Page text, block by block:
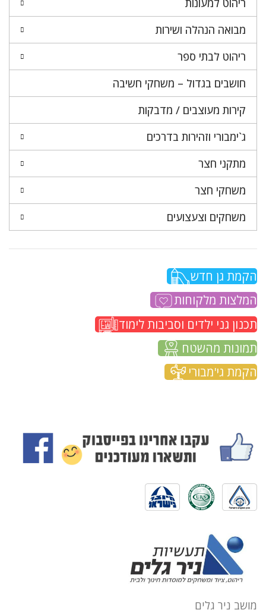
ריהוט למעונות
מבואה הנהלה ושירות
ריהוט לבתי ספר
חושבים בגדול – משחקי חשיבה
קירות מעוצבים / מדבקות
ג`ימבורי וזהירות בדרכים
מתקני חצר
משחקי חצר
משחקים וצעצועים
הקמת גן חדש
המלצות מלקוחות
תכנון גני ילדים וסביבות לימוד
תמונות מהשטח
הקמת גי'מבורי
מושב ניר גלים